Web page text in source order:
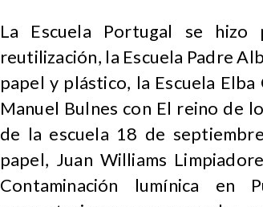
La Escuela Portugal se hizo
reutilización, la Escuela Padre
papel y plástico, la Escuela Elba
Manuel Bulnes con El reino de
de la escuela 18 de
papel, Juan Williams
Contaminación lumínica en